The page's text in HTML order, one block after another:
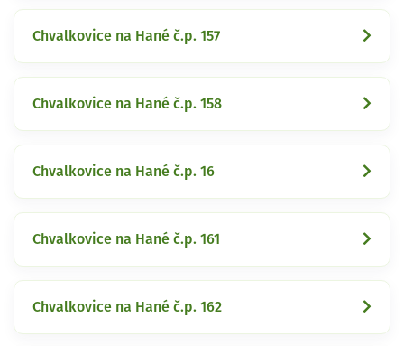
Chvalkovice na Hané č.p. 157
Chvalkovice na Hané č.p. 158
Chvalkovice na Hané č.p. 16
Chvalkovice na Hané č.p. 161
Chvalkovice na Hané č.p. 162